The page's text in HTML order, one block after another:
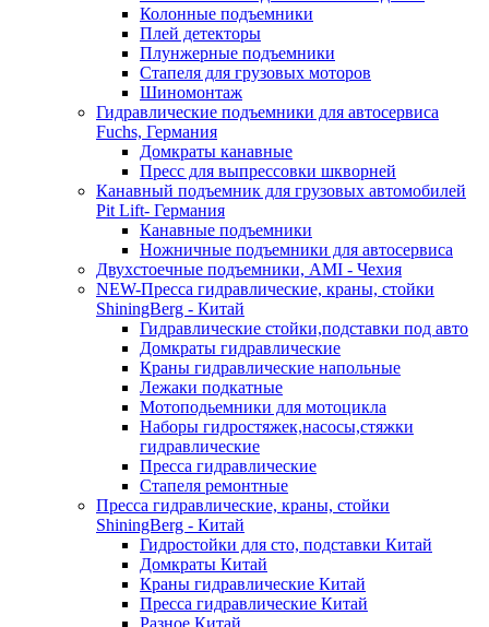
Колонные подъемники
Плей детекторы
Плунжерные подъемники
Стапеля для грузовых моторов
Шиномонтаж
Гидравлические подъемники для автосервиса
Fuchs, Германия
Домкраты канавные
Пресс для выпрессовки шкворней
Канавный подъемник для грузовых автомобилей
Pit Lift- Германия
Канавные подъемники
Ножничные подъемники для автосервиса
Двухстоечные подъемники, АМІ - Чехия
NEW-Пресса гидравлические, краны, стойки
ShiningBerg - Китай
Гидравлические стойки,подставки под авто
Домкраты гидравлические
Краны гидравлические напольные
Лежаки подкатные
Мотоподьемники для мотоцикла
Наборы гидростяжек,насосы,стяжки
гидравлические
Пресса гидравлические
Стапеля ремонтные
Пресса гидравлические, краны, стойки
ShiningBerg - Китай
Гидростойки для сто, подставки Китай
Домкраты Китай
Краны гидравлические Китай
Пресса гидравлические Китай
Разное Китай